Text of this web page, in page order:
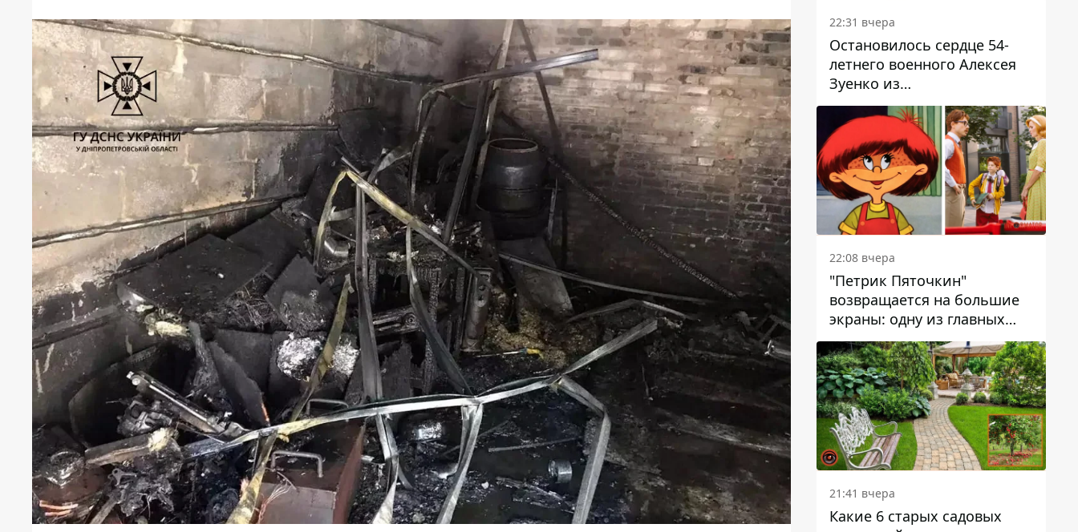
22:31 вчера
Остановилось сердце 54-
летнего военного Алексея
Зуенко из
Днепропетровской области
22:08 вчера
"Петрик Пяточкин"
возвращается на большие
экраны: одну из главных
ролей сыграет 9-летний
днепрянин Александр
Войтеховский
21:41 вчера
Какие 6 старых садовых